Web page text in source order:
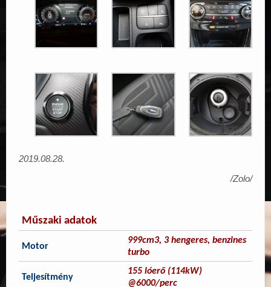
2019.08.28.
/Zolo/
Műszaki adatok
Motor
999cm3, 3 hengeres, benzines
turbo
Teljesítmény
155 lóerő (114kW)
@6000/perc